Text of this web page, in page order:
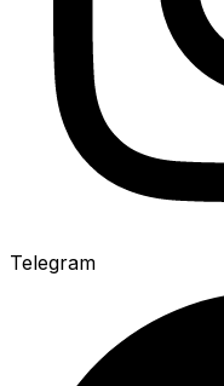
Telegram